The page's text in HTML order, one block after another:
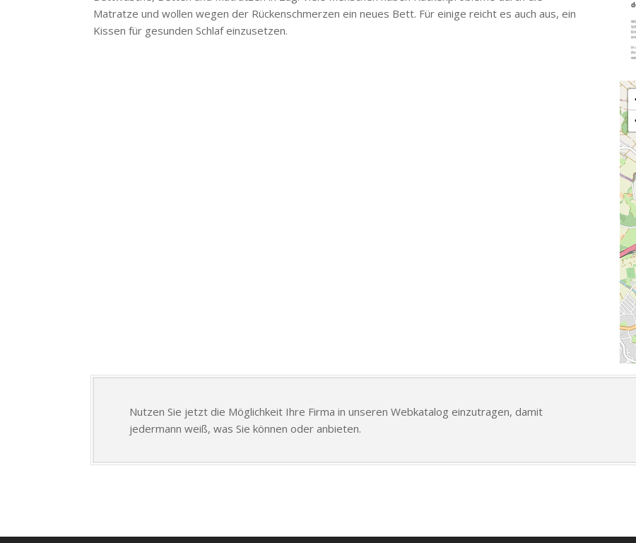
Matratze und wollen wegen der Rückenschmerzen ein neues Bett. Für einige reicht es auch aus, ein
Kissen für gesunden Schlaf einzusetzen.
Nutzen Sie jetzt die Möglichkeit Ihre Firma in unseren Webkatalog einzutragen, damit
jedermann weiß, was Sie können oder anbieten.